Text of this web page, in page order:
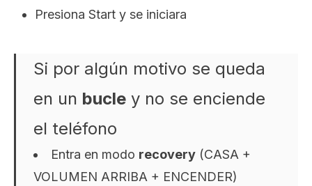
Presiona Start y se iniciara
Si por algún motivo se queda
en un bucle y no se enciende
el teléfono
Entra en modo recovery (CASA +
VOLUMEN ARRIBA + ENCENDER)